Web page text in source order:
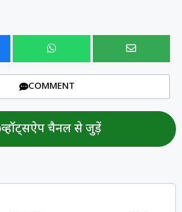
COMMENT
व्हॉट्सऐप चैनल से जुड़ें